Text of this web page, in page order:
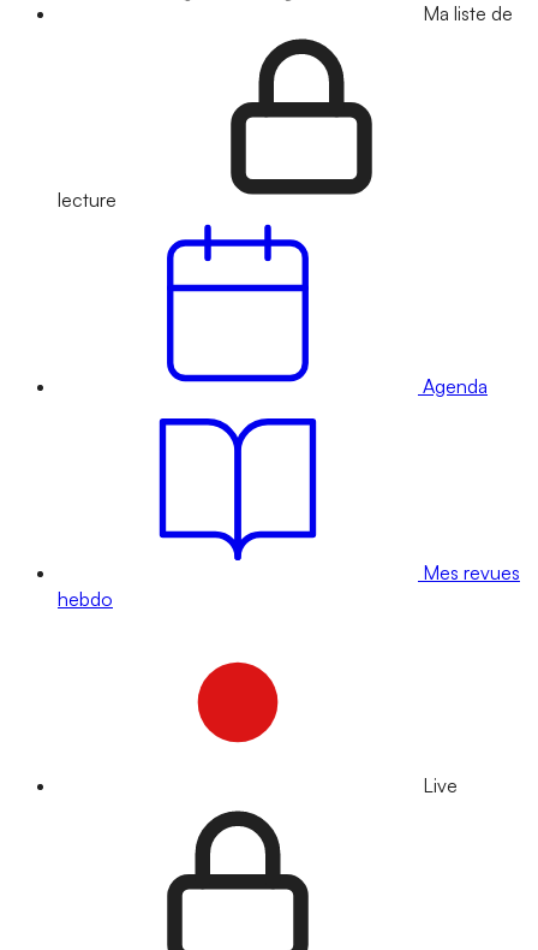
Ma liste de
lecture
Agenda
Mes revues
hebdo
Live